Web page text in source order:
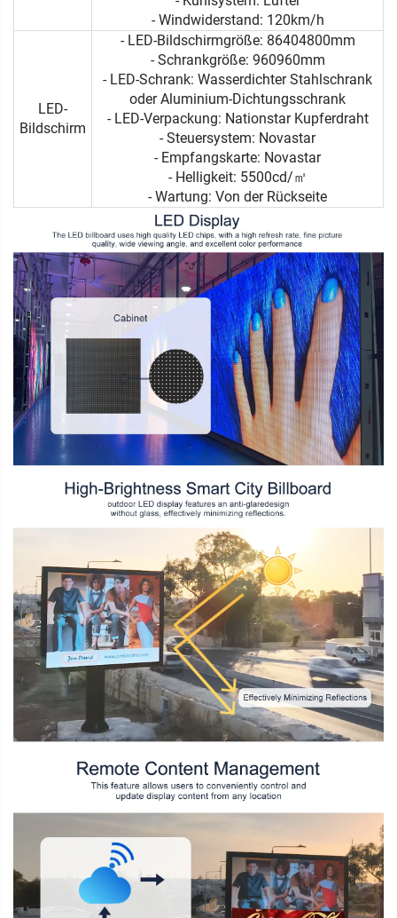
- Windwiderstand: 120km/h
LED-
Bildschirm
- LED-Bildschirmgröße: 86404800mm
- Schrankgröße: 960960mm
- LED-Schrank: Wasserdichter Stahlschrank
oder Aluminium-Dichtungsschrank
- LED-Verpackung: Nationstar Kupferdraht
- Steuersystem: Novastar
- Empfangskarte: Novastar
- Helligkeit: 5500cd/㎡
- Wartung: Von der Rückseite